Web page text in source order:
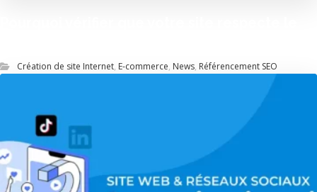
Création de site Internet, E-commerce, News, Référencement SEO